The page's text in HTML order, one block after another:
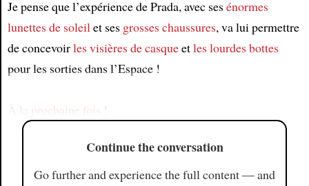
Article
Je pense que l’expérience de Prada, avec sesénormes
lunettes de soleilet ses grosses chaussures, va lui permettre
de concevoirles visières de casqueetles lourdes bottes
pour les sorties dans l’Espace !
À la prochaine fois !
Continue the conversation
Go further and experience the full content — and